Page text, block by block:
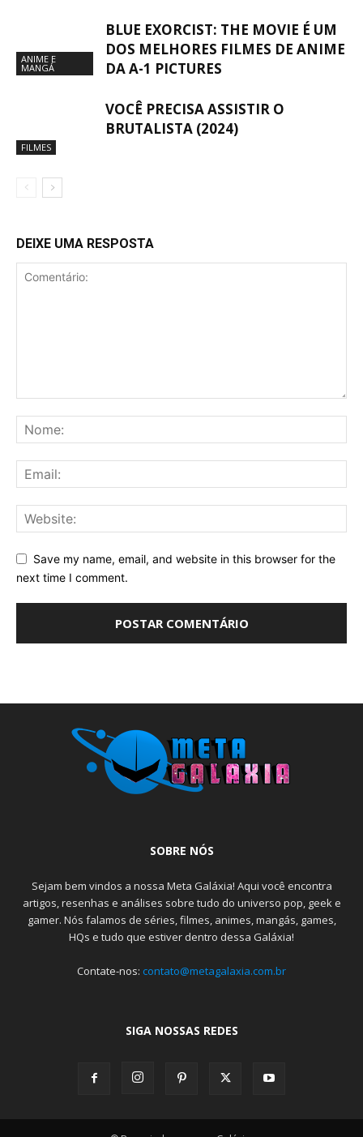
ANIME E
MANGÁ
BLUE EXORCIST: THE MOVIE É UM
DOS MELHORES FILMES DE ANIME
DA A-1 PICTURES
FILMES
VOCÊ PRECISA ASSISTIR O
BRUTALISTA (2024)
DEIXE UMA RESPOSTA
Save my name, email, and website in this browser for the
next time I comment.
SOBRE NÓS
Sejam bem vindos a nossa Meta Galáxia! Aqui você encontra
artigos, resenhas e análises sobre tudo do universo pop, geek e
gamer. Nós falamos de séries, filmes, animes, mangás, games,
HQs e tudo que estiver dentro dessa Galáxia!
Contate-nos: contato@metagalaxia.com.br
SIGA NOSSAS REDES